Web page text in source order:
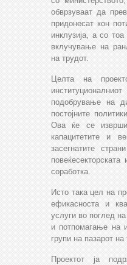
обврзуваат да
придонесат кон
инклузија, а со
вклучување на
на трудот.
Целта на
подобрување на
постојните
Ова ќе се изврши
капацитетите и
засегнатите
повеќесекторската
соработка.
Исто така цел на
ефикасноста и
услуги во поглед
и потпомагање на
групи на пазарот на
Проектот ја